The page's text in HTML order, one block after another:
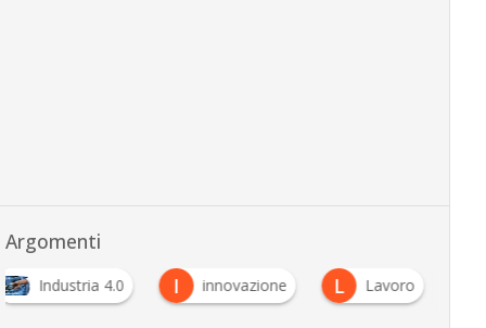
Argomenti
Industria 4.0 I innovazione L Lavoro